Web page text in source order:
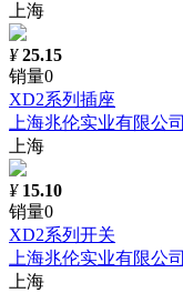
上海
¥ 25.15
销量0
XD2系列插座
上海兆伦实业有限公司
上海
¥ 15.10
销量0
XD2系列开关
上海兆伦实业有限公司
上海